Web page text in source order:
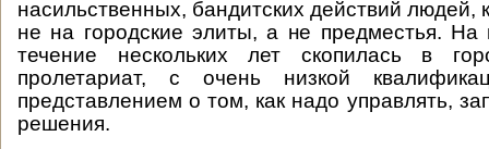
насильственных, бандитских действий людей,
не на городские элиты, а не предместья. На
течение нескольких лет скопилась в
пролетариат, с очень низкой
представлением о том, как надо управлять,
решения.